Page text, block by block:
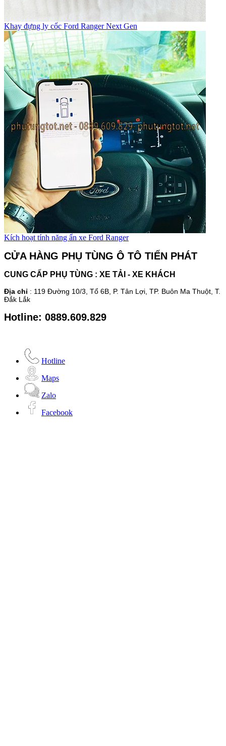
Khay đựng ly cốc Ford Ranger Next Gen
Kích hoạt tính năng ẩn xe Ford Ranger
CỬA HÀNG PHỤ TÙNG Ô TÔ TIẾN PHÁT
CUNG CẤP PHỤ TÙNG : XE TẢI - XE KHÁCH
Địa chỉ : 119 Đường 10/3, Tổ 6B , P. Tân Lợi, TP. Buôn Ma Thuột, T.
Đắk Lắk
Hotline: 0889.609.829
Hotline
Maps
Zalo
Facebook